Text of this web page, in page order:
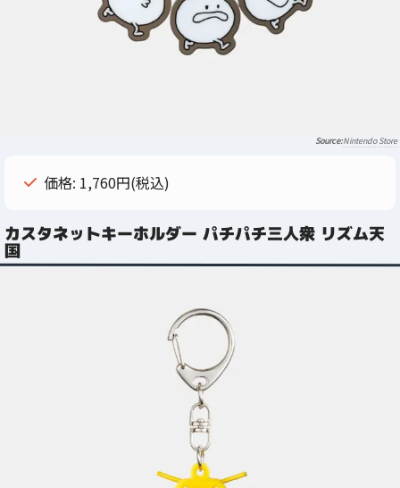
Nintendo Store
価格: 1,760円(税込)
カスタネットキーホルダー パチパチ三人衆 リズム天
国